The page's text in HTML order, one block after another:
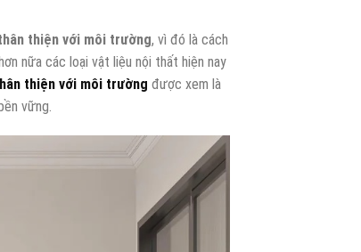
thiện với môi trường, vì đó là cách
nữa các loại vật liệu nội thất hiện nay
thiện với môi trường được xem là
vững.